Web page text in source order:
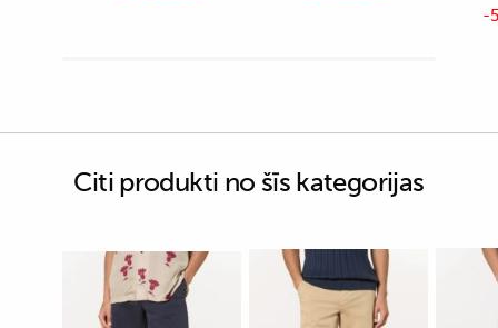
-
Citi produkti no šīs kategorijas